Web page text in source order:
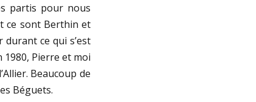
partis pour nous
ce sont Berthin et
ce qui s’est
Pierre et moi
Beaucoup de
Béguets.